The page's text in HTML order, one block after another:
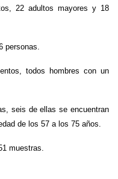
22 adultos mayores y 18
personas.
todos hombres con un
seis de ellas se encuentran
de los 57 a los 75 años.
muestras.